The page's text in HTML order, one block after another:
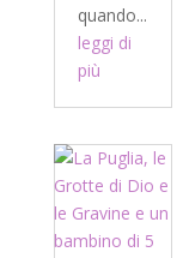
quando...
leggi di
più